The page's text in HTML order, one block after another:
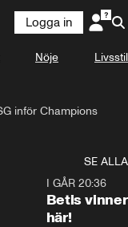
Logga in
Nöje Livsstil
inför Champions
SE ALLA
I GÅR 20:36
Betis
här!